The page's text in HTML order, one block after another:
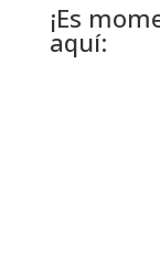
¡Es
aquí: